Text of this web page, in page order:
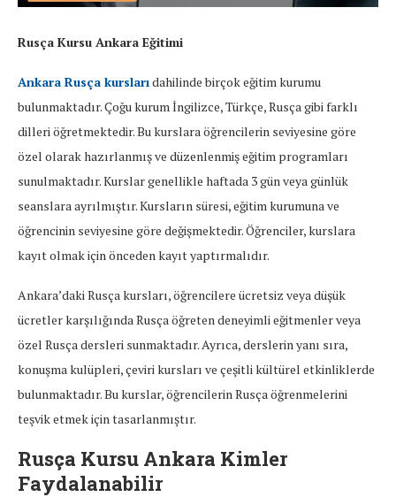
Rusça Kursu Ankara Eğitimi
Ankara Rusça kurslarıdahilinde birçok eğitim kurumu
bulunmaktadır. Çoğu kurum İngilizce, Türkçe, Rusça gibi farklı
dilleri öğretmektedir. Bu kurslara öğrencilerin seviyesine göre
özel olarak hazırlanmış ve düzenlenmiş eğitim programları
sunulmaktadır. Kurslar genellikle haftada 3 gün veya günlük
seanslara ayrılmıştır. Kursların süresi, eğitim kurumuna ve
öğrencinin seviyesine göre değişmektedir. Öğrenciler, kurslara
kayıt olmak için önceden kayıt yaptırmalıdır.
Ankara’daki Rusça kursları, öğrencilere ücretsiz veya düşük
ücretler karşılığında Rusça öğreten deneyimli eğitmenler veya
özel Rusça dersleri sunmaktadır. Ayrıca, derslerin yanı sıra,
konuşma kulüpleri, çeviri kursları ve çeşitli kültürel etkinliklerde
bulunmaktadır. Bu kurslar, öğrencilerin Rusça öğrenmelerini
teşvik etmek için tasarlanmıştır.
Rusça Kursu Ankara Kimler
Faydalanabilir